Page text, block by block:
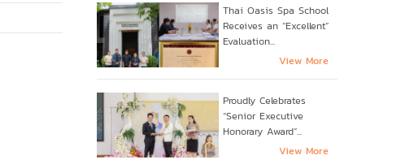
Thai Oasis Spa School
Receives an “Excellent”
Evaluation...
View More
Proudly Celebrates
“Senior Executive
Honorary Award”...
View More